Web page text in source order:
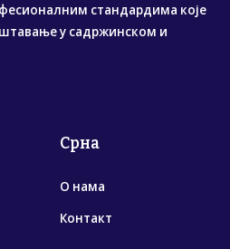
стандардима које
у садржинском и
Срна
О нама
Контакт